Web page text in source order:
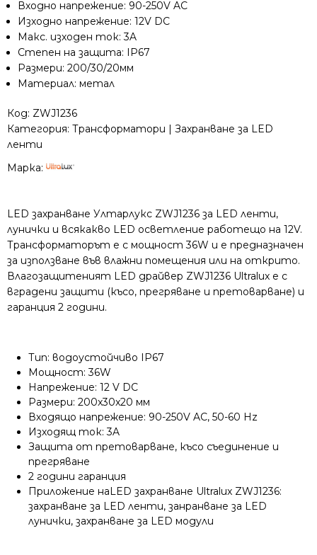
Входно напрежение: 90-250V AC
Изходно напрежение: 12V DC
Макс. изходен ток: 3A
Степен на защита: IP67
Размери: 200/30/20мм
Материал: метал
Код: ZWJ1236
Категория: Трансформатори | Захранване за LED
ленти
Марка:
LED захранване Ултарлукс ZWJ1236 за LED ленти,
лунички и всякакво LED осветление работещо на 12V.
Трансформаторът е с мощност 36W и е предназначен
за използване във влажни помещения или на открито.
Влагозащитеният LED драйвер ZWJ1236 Ultralux е с
вградени защити (късо, прегряване и претоварване) и
гаранция 2 години.
Тип: водоустойчивo IP67
Мощност: 36W
Напрежение: 12 V DC
Размери: 200x30x20 мм
Входящо напрежение: 90-250V AC, 50-60 Hz
Изходящ ток: 3A
Защита от претоварване, късо съединение и
прегряване
2 години гаранция
Приложение наLED захранване Ultralux ZWJ1236:
захранване за LED ленти, занранване за LED
лунички, захранване за LED модули